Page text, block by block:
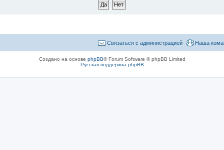
Наша
Связаться с администрацией
Создано на основе phpBB® Forum Software © phpBB Limited
Русская поддержка phpBB